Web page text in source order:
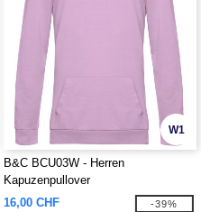
W1
B&C BCU03W - Herren
Kapuzenpullover
16,00 CHF
-39%